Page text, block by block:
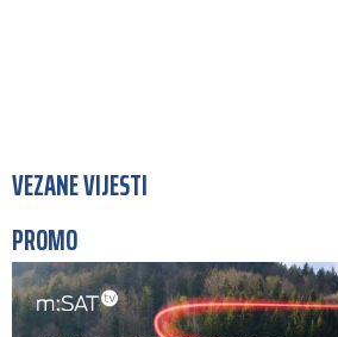
VEZANE VIJESTI
PROMO